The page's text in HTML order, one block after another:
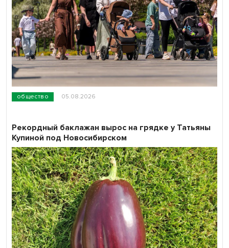
общество 05.08.2026
Рекордный баклажан вырос на грядке у Татьяны
Купиной под Новосибирском